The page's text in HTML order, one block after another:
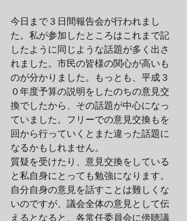
今日まで３日間報告会が行われまし
た。私が参加したところはこれまで記
したように同じような話題が多く出さ
れました。市民の皆様の関心が高いも
のが分かりました。もっとも、平成３
０年度予算の説明をしたのちの意見交
換でしたから、その話題が中心になっ
ていました。フリーでの意見交換もを
回から行っていくとまた違った話題に
なるかもしれません。
質疑を受けたり、意見交換をしている
と私自身にとっても勉強になります。
自分自身の意見を話すことは難しくな
いのですが、議会全体の意見として伝
えるとなると、各常任委員会に傍聴議